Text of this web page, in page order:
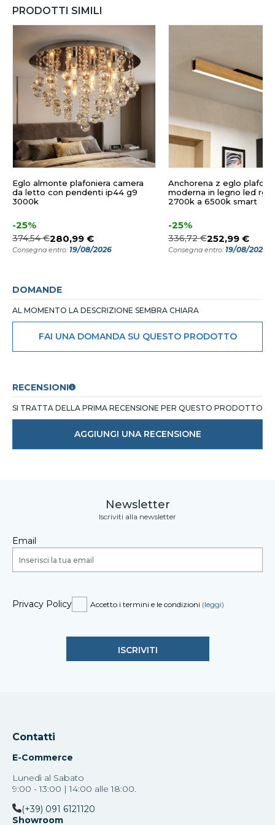
PRODOTTI SIMILI
Eglo almonte plafoniera camera
da letto con pendenti ip44 g9
3000k
-25%
374,54 €280,99 €
Consegna entro: 19/08/2026
Anchorena z eglo
moderna in legno led rgb
2700k a 6500k smart
-25%
336,72 €252,99 €
Consegna entro: 19/08/2026
DOMANDE
AL MOMENTO LA DESCRIZIONE SEMBRA CHIARA
FAI UNA DOMANDA SU QUESTO PRODOTTO
RECENSIONI
SI TRATTA DELLA PRIMA RECENSIONE PER QUESTO PRODOTTO
AGGIUNGI UNA RECENSIONE
Newsletter
Iscriviti alla newsletter
Email
Privacy Policy Accetto i termini e le condizioni (leggi)
Contatti
E-Commerce
Lunedì al Sabato
9:00 - 13:00 | 14:00 alle 18:00.
(+39) 091 6121120
Showroom